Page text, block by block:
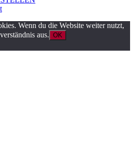
Wenn du die Website weiter nutzt,
aus. OK